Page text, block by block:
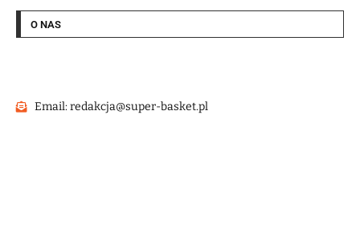
O NAS
Email: redakcja@super-basket.pl